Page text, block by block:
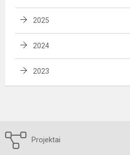
2025
2024
2023
Projektai